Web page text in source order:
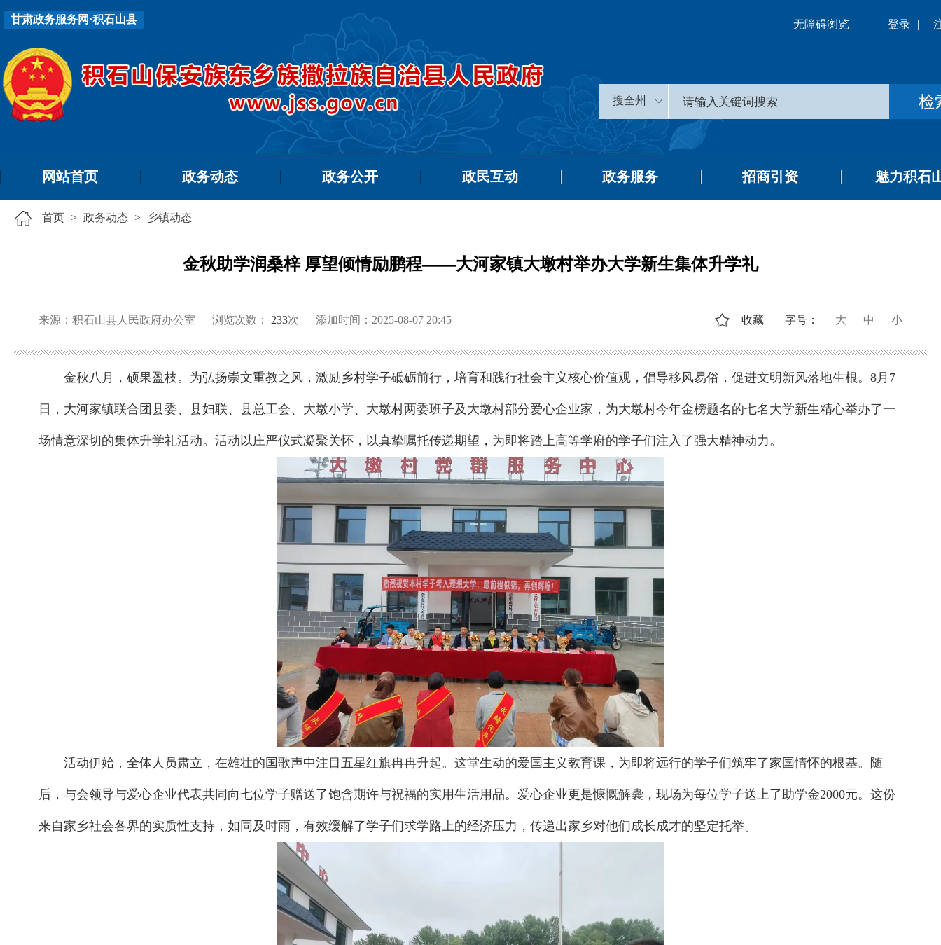
甘肃政务服务网·积石山县 无障碍浏览 登录 |
搜全州
网站首页 政务动态 政务公开 政民互动 政务服务 招商引资 魅力积石
首页 > 政务动态 > 乡镇动态
金秋助学润桑梓 厚望倾情励鹏程——大河家镇大墩村举办大学新生集体升学礼
来源：积石山县人民政府办公室 浏览次数： 233次 添加时间：2025-08-07 20:45 字号： 大 中 小
收藏
金秋八月，硕果盈枝。为弘扬崇文重教之风，激励乡村学子砥砺前行，培育和践行社会主义核心价值观，倡导移风易俗，促进文明新风落地生根。8月7
日，大河家镇联合团县委、县妇联、县总工会、大墩小学、大墩村两委班子及大墩村部分爱心企业家，为大墩村今年金榜题名的七名大学新生精心举办了一
场情意深切的集体升学礼活动。活动以庄严仪式凝聚关怀，以真挚嘱托传递期望，为即将踏上高等学府的学子们注入了强大精神动力。
活动伊始，全体人员肃立，在雄壮的国歌声中注目五星红旗冉冉升起。这堂生动的爱国主义教育课，为即将远行的学子们筑牢了家国情怀的根基。随
后，与会领导与爱心企业代表共同向七位学子赠送了饱含期许与祝福的实用生活用品。爱心企业更是慷慨解囊，现场为每位学子送上了助学金2000元。这份
来自家乡社会各界的实质性支持，如同及时雨，有效缓解了学子们求学路上的经济压力，传递出家乡对他们成长成才的坚定托举。